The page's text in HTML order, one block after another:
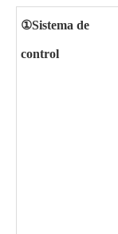
①Sistema de
control